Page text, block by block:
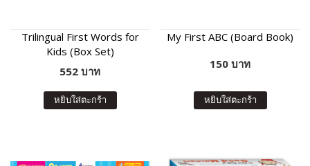
Trilingual First Words for
Kids (Box Set)
552 บาท
หยิบใส่ตะกร้า
My First ABC (Board Book)
150 บาท
หยิบใส่ตะกร้า